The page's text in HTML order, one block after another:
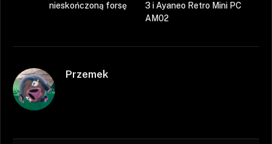
nieskończoną forsę
3 i Ayaneo Retro Mini PC
AM02
Przemek